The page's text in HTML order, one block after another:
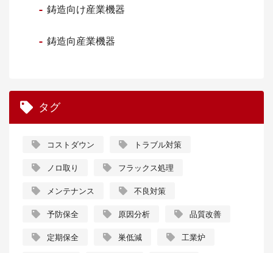
鋳造向け産業機器
鋳造向産業機器
タグ
コストダウン トラブル対策
ノロ取り フラックス処理
メンテナンス 不良対策
予防保全 原因分析 品質改善
定期保全 巣低減 工業炉